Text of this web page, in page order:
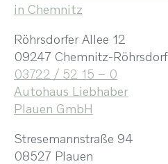
in Chemnitz
Röhrsdorfer Allee 12
09247 Chemnitz-Röhrsdorf
03722 / 52 15 – 0
Autohaus Liebhaber
Plauen GmbH
Stresemannstraße 94
08527 Plauen